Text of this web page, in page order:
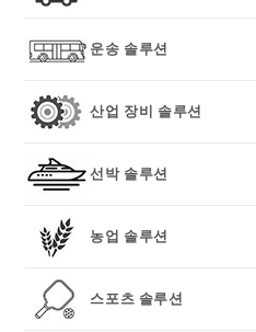
운송 솔루션
산업 장비 솔루션
선박 솔루션
농업 솔루션
스포츠 솔루션